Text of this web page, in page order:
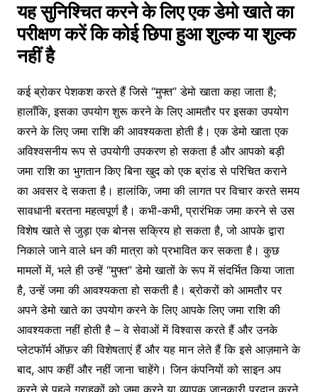
यह सुनिश्चित करने के लिए एक डेमो खाते का
परीक्षण करें कि कोई छिपा हुआ शुल्क या शुल्क
नहीं है
कई ब्रोकर पेशकश करते हैं जिसे “मुफ्त” डेमो खाता कहा जाता है;
हालाँकि, इसका उपयोग शुरू करने के लिए आमतौर पर इसका उपयोग
करने के लिए जमा राशि की आवश्यकता होती है। एक डेमो खाता एक
अविश्वसनीय रूप से उपयोगी उपकरण हो सकता है और आपको बड़ी
जमा राशि का भुगतान किए बिना खुद को एक ब्रांड से परिचित कराने
का अवसर दे सकता है। हालांकि, जमा की लागत पर विचार करते समय
सावधानी बरतना महत्वपूर्ण है। कभी-कभी, प्रारंभिक जमा करने से उस
विशेष खाते से जुड़ा एक बोनस सक्रिय हो सकता है, जो आपके द्वारा
निकाले जाने वाले धन की मात्रा को प्रभावित कर सकता है। कुछ
मामलों में, भले ही उन्हें “मुफ्त” डेमो खातों के रूप में संदर्भित किया जाता
है, उन्हें जमा की आवश्यकता हो सकती है। ब्रोकरों को आमतौर पर
अपने डेमो खाते का उपयोग करने के लिए आपके लिए जमा राशि की
आवश्यकता नहीं होती है – वे सेवाओं में विश्वास करते हैं और उनके
प्लेटफॉर्म ऑफ़र की विशेषताएं हैं और यह मान लेते हैं कि इसे आज़माने के
बाद, आप कहीं और नहीं जाना चाहेंगे। जिन कंपनियों को साइन अप
करने से पहले ग्राहकों को जमा करने या व्यापक जानकारी प्रदान करने